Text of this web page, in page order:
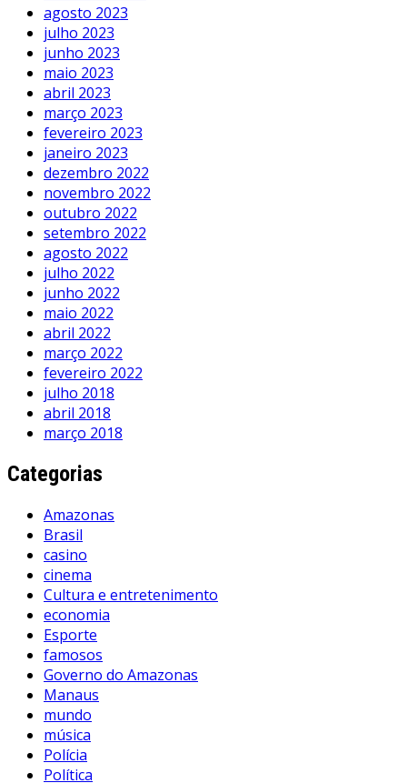
agosto 2023
julho 2023
junho 2023
maio 2023
abril 2023
março 2023
fevereiro 2023
janeiro 2023
dezembro 2022
novembro 2022
outubro 2022
setembro 2022
agosto 2022
julho 2022
junho 2022
maio 2022
abril 2022
março 2022
fevereiro 2022
julho 2018
abril 2018
março 2018
Categorias
Amazonas
Brasil
casino
cinema
Cultura e entretenimento
economia
Esporte
famosos
Governo do Amazonas
Manaus
mundo
música
Polícia
Política